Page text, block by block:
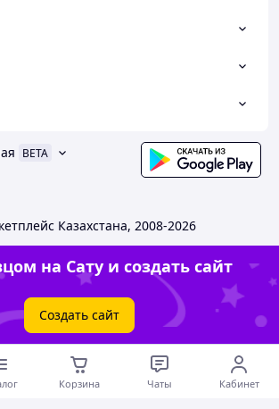
BETA
Казахстана, 2008-2026
на Сату и создать сайт
Создать сайт
Корзина Чаты Кабинет